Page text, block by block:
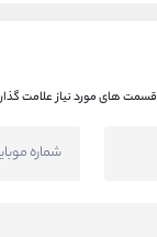
قسمت های مورد نیاز علامت